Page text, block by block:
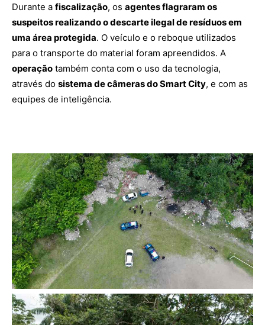
Durante a fiscalização, os agentes flagraram os
suspeitos realizando o descarte ilegal de resíduos em
uma área protegida. O veículo e o reboque utilizados
para o transporte do material foram apreendidos. A
operação também conta com o uso da tecnologia,
através do sistema de câmeras do Smart City, e com as
equipes de inteligência.